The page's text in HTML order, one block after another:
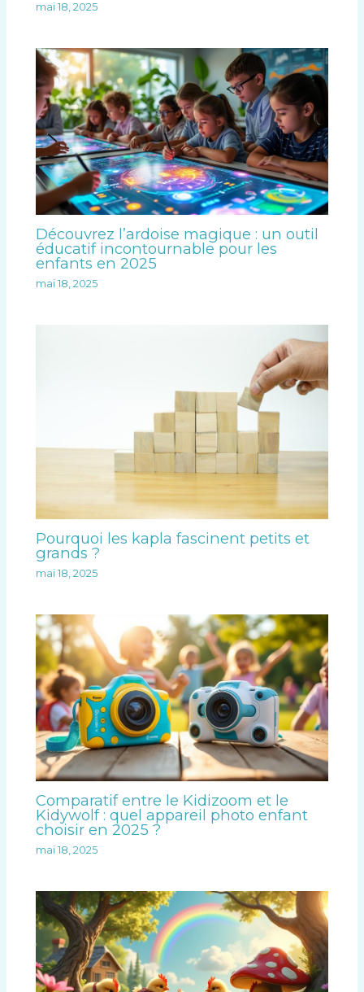
mai 18, 2025
Découvrez l’ardoise magique : un outil
éducatif incontournable pour les
enfants en 2025
mai 18, 2025
Pourquoi les kapla fascinent petits et
grands ?
mai 18, 2025
Comparatif entre le Kidizoom et le
Kidywolf : quel appareil photo enfant
choisir en 2025 ?
mai 18, 2025